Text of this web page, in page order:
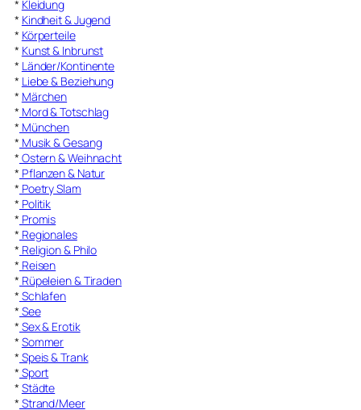
* Kleidung
* Kindheit & Jugend
* Körperteile
* Kunst & Inbrunst
* Länder/Kontinente
* Liebe & Beziehung
* Märchen
* Mord & Totschlag
* München
* Musik & Gesang
* Ostern & Weihnacht
* Pflanzen & Natur
* Poetry Slam
* Politik
* Promis
* Regionales
* Religion & Philo
* Reisen
* Rüpeleien & Tiraden
* Schlafen
* See
* Sex & Erotik
* Sommer
* Speis & Trank
* Sport
* Städte
* Strand/Meer